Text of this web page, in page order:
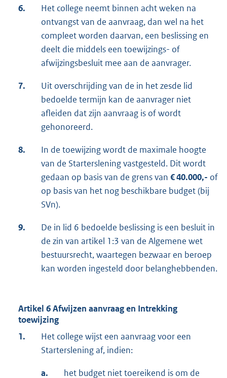
6.
Het college neemt binnen acht weken na
ontvangst van de aanvraag, dan wel na het
compleet worden daarvan, een beslissing en
deelt die middels een toewijzings- of
afwijzingsbesluit mee aan de aanvrager.
7.
Uit overschrijding van de in het zesde lid
bedoelde termijn kan de aanvrager niet
afleiden dat zijn aanvraag is of wordt
gehonoreerd.
8.
In de toewijzing wordt de maximale hoogte
van de Starterslening vastgesteld. Dit wordt
gedaan op basis van de grens van € 40.000,- of
op basis van het nog beschikbare budget (bij
SVn).
9.
De in lid 6 bedoelde beslissing is een besluit in
de zin van artikel 1:3 van de Algemene wet
bestuursrecht, waartegen bezwaar en beroep
kan worden ingesteld door belanghebbenden.
Artikel 6 Afwijzen aanvraag en Intrekking
toewijzing
1.
Het college wijst een aanvraag voor een
Starterslening af, indien:
a. het budget niet toereikend is om de